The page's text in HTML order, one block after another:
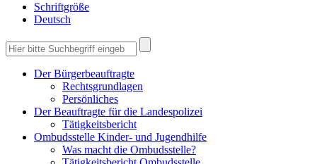
Schriftgröße
Deutsch
Der Bürgerbeauftragte
Rechtsgrundlagen
Persönliches
Der Beauftragte für die Landespolizei
Tätigkeitsbericht
Ombudsstelle Kinder- und Jugendhilfe
Was macht die Ombudsstelle?